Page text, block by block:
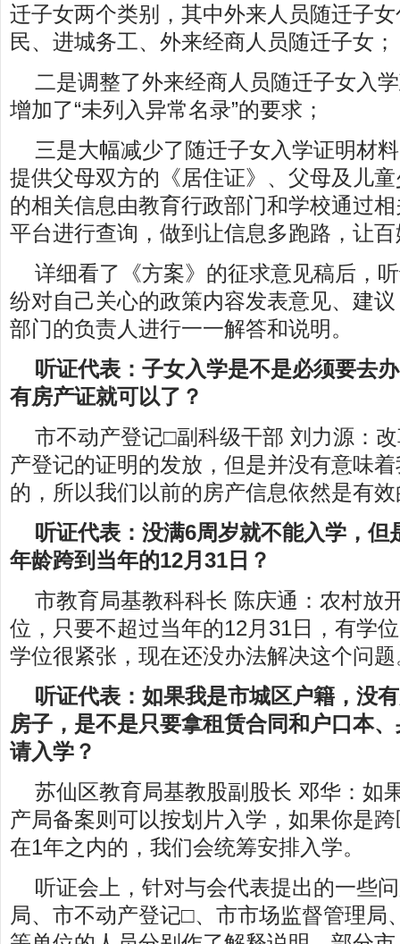
迁子女两个类别，其中外来人员随迁子女
民、进城务工、外来经商人员随迁子女；
二是调整了外来经商人员随迁子女入
增加了“未列入异常名录”的要求；
三是大幅减少了随迁子女入学证明材
提供父母双方的《居住证》、父母及儿
的相关信息由教育行政部门和学校通过
平台进行查询，做到让信息多跑路，让
详细看了《方案》的征求意见稿后，
纷对自己关心的政策内容发表意见、建
部门的负责人进行一一解答和说明。
听证代表：子女入学是不是必须要去
有房产证就可以了？
市不动产登记□副科级干部 刘力源：
产登记的证明的发放，但是并没有意味
的，所以我们以前的房产信息依然是有
听证代表：没满6周岁就不能入学，但
年龄跨到当年的12月31日？
市教育局基教科科长 陈庆通：农村放
位，只要不超过当年的12月31日，有学
学位很紧张，现在还没办法解决这个问题
听证代表：如果我是市城区户籍，没
房子，是不是只要拿租赁合同和户口本
请入学？
苏仙区教育局基教股副股长 邓华：如
产局备案则可以按划片入学，如果你是
在1年之内的，我们会统筹安排入学。
听证会上，针对与会代表提出的一些
局、市不动产登记□、市市场监督管理局